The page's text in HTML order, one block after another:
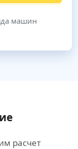
машин
расчет